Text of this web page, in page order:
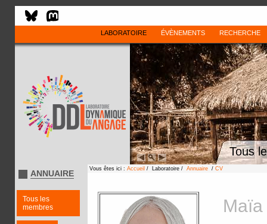
LABORATOIRE ÉVÈNEMENTS RECHERCHE
Tous
ANNUAIRE
Tous les
membres
Vous êtes ici : Accueil / Laboratoire / Annuaire / CV